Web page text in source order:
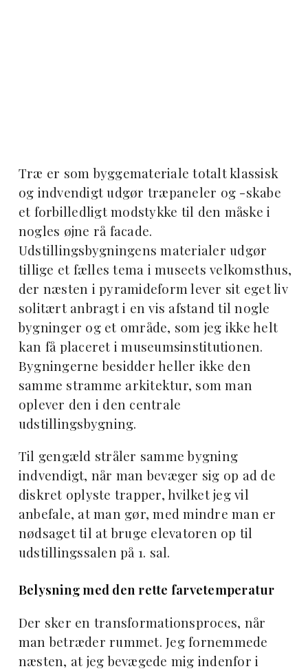
Træ er som byggemateriale totalt klassisk
og indvendigt udgør træpaneler og -skabe
et forbilledligt modstykke til den måske i
nogles øjne rå facade.
Udstillingsbygningens materialer udgør
tillige et fælles tema i museets velkomsthus,
der næsten i pyramideform lever sit eget liv
solitært anbragt i en vis afstand til nogle
bygninger og et område, som jeg ikke helt
kan få placeret i museumsinstitutionen.
Bygningerne besidder heller ikke den
samme stramme arkitektur, som man
oplever den i den centrale
udstillingsbygning.
Til gengæld stråler samme bygning
indvendigt, når man bevæger sig op ad de
diskret oplyste trapper, hvilket jeg vil
anbefale, at man gør, med mindre man er
nødsaget til at bruge elevatoren op til
udstillingssalen på 1. sal.
Belysning med den rette farvetemperatur
Der sker en transformationsproces, når
man betræder rummet. Jeg fornemmede
næsten, at jeg bevægede mig indenfor i